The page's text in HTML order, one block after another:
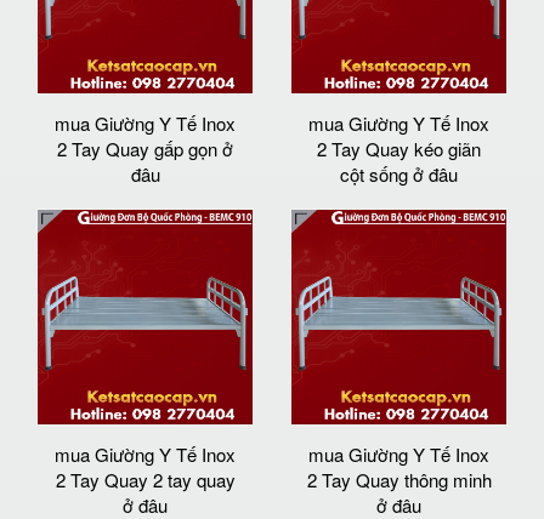
mua Giường Y Tế Inox
2 Tay Quay gấp gọn ở
đâu
mua Giường Y Tế Inox
2 Tay Quay kéo giãn
cột sống ở đâu
mua Giường Y Tế Inox
2 Tay Quay 2 tay quay
ở đâu
mua Giường Y Tế Inox
2 Tay Quay thông minh
ở đâu